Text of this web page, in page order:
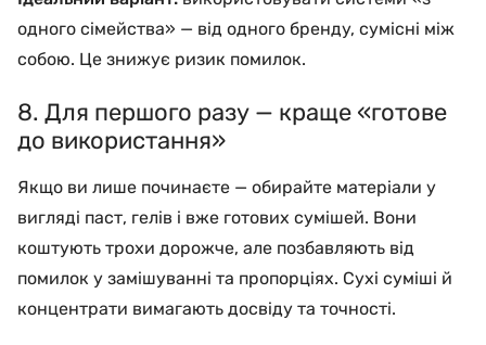
одного сімейства» — від одного бренду, сумісні між
собою. Це знижує ризик помилок.
8. Для першого разу — краще «готове
до використання»
Якщо ви лише починаєте — обирайте матеріали у
вигляді паст, гелів і вже готових сумішей. Вони
коштують трохи дорожче, але позбавляють від
помилок у замішуванні та пропорціях. Сухі суміші й
концентрати вимагають досвіду та точності.